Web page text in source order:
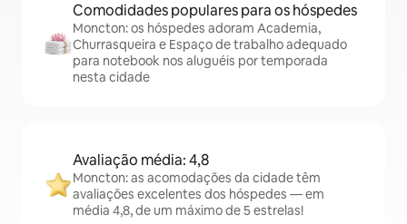
Comodidades populares para os hóspedes
Moncton: os hóspedes adoram Academia,
Churrasqueira e Espaço de trabalho adequado
para notebook nos aluguéis por temporada
nesta cidade
Avaliação média: 4,8
Moncton: as acomodações da cidade têm
avaliações excelentes dos hóspedes — em
média 4,8, de um máximo de 5 estrelas!